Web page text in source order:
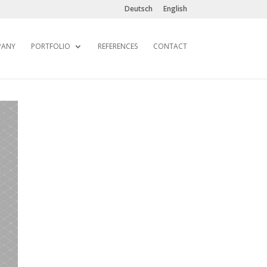
Deutsch English
PORTFOLIO REFERENCES CONTACT